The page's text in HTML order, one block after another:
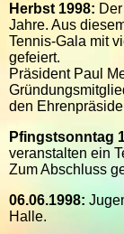
Herbst 1998:
Jahre. Aus
Tennis-Gala mit
gefeiert.
Präsident Paul
den
Pfingstsonntag
veranstalten ein
Zum Abschluss
06.06.1998:
Halle.